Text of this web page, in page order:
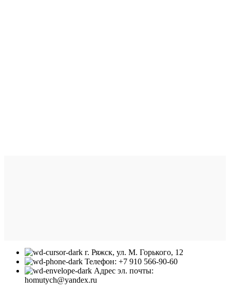
г. Ряжск, ул. М. Горького, 12
Телефон: +7 910 566-90-60
Адрес эл. почты:
homutych@yandex.ru